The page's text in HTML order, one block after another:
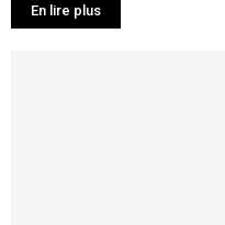
En lire plus